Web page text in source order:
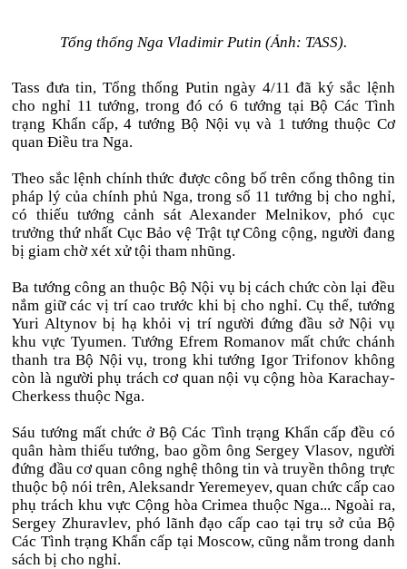
Tổng thống Nga Vladimir Putin (Ảnh: TASS).
Tass đưa tin, Tổng thống Putin ngày 4/11 đã ký sắc lệnh
cho nghỉ 11 tướng, trong đó có 6 tướng tại Bộ Các Tình
trạng Khẩn cấp, 4 tướng Bộ Nội vụ và 1 tướng thuộc Cơ
quan Điều tra Nga.
Theo sắc lệnh chính thức được công bố trên cổng thông tin
pháp lý của chính phủ Nga, trong số 11 tướng bị cho nghỉ,
có thiếu tướng cảnh sát Alexander Melnikov, phó cục
trưởng thứ nhất Cục Bảo vệ Trật tự Công cộng, người đang
bị giam chờ xét xử tội tham nhũng.
Ba tướng công an thuộc Bộ Nội vụ bị cách chức còn lại đều
nắm giữ các vị trí cao trước khi bị cho nghỉ. Cụ thể, tướng
Yuri Altynov bị hạ khỏi vị trí người đứng đầu sở Nội vụ
khu vực Tyumen. Tướng Efrem Romanov mất chức chánh
thanh tra Bộ Nội vụ, trong khi tướng Igor Trifonov không
còn là người phụ trách cơ quan nội vụ cộng hòa Karachay-
Cherkess thuộc Nga.
Sáu tướng mất chức ở Bộ Các Tình trạng Khẩn cấp đều có
quân hàm thiếu tướng, bao gồm ông Sergey Vlasov, người
đứng đầu cơ quan công nghệ thông tin và truyền thông trực
thuộc bộ nói trên, Aleksandr Yeremeyev, quan chức cấp cao
phụ trách khu vực Cộng hòa Crimea thuộc Nga... Ngoài ra,
Sergey Zhuravlev, phó lãnh đạo cấp cao tại trụ sở của Bộ
Các Tình trạng Khẩn cấp tại Moscow, cũng nằm trong danh
sách bị cho nghỉ.